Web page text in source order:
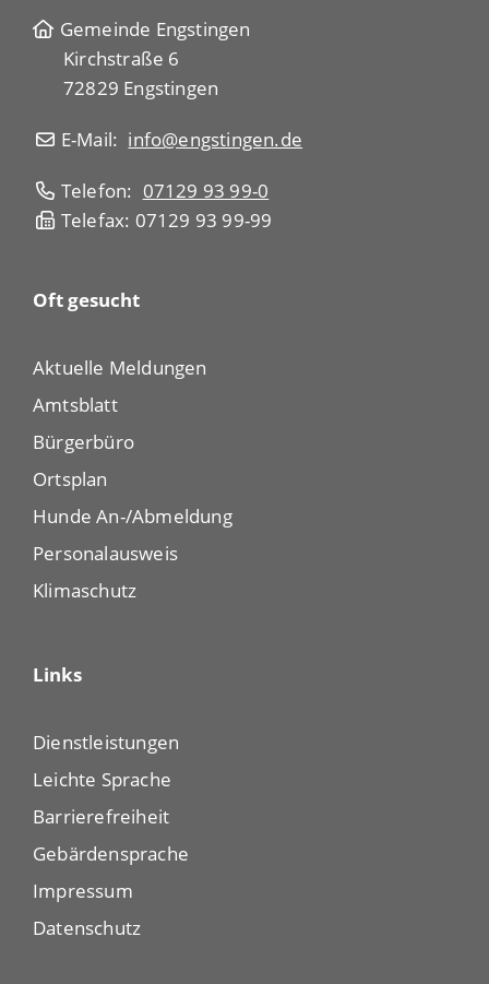
Gemeinde Engstingen
Kirchstraße 6
72829 Engstingen
E-Mail: info@engstingen.de
Telefon: 07129 93 99-0
Telefax: 07129 93 99-99
Oft gesucht
Aktuelle Meldungen
Amtsblatt
Bürgerbüro
Ortsplan
Hunde An-/Abmeldung
Personalausweis
Klimaschutz
Links
Dienstleistungen
Leichte Sprache
Barrierefreiheit
Gebärdensprache
Impressum
Datenschutz